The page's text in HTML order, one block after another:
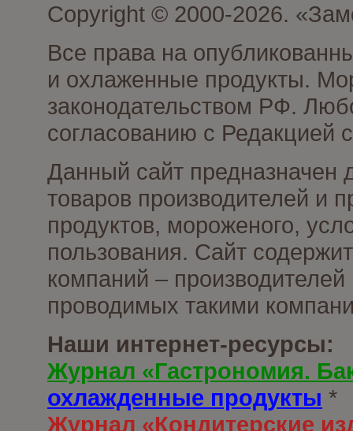
Copyright © 2000-2026.
Все права на
и охлаженные продукты.
законодательством РФ.
согласованию с Редакцией
Данный сайт предназначен
товаров производителей и
продуктов, мороженого,
пользования. Сайт
компаний –
проводимых такими
Наши интернет-ресурсы:
Журнал «Гастрономия.
охлажденные продукты *
Журнал «Кондитерские